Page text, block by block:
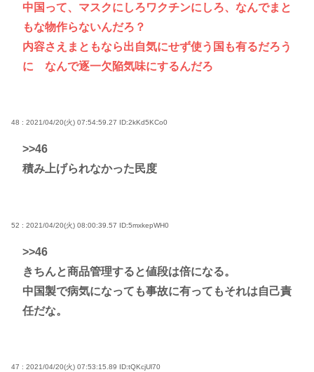
中国って、マスクにしろワクチンにしろ、なんでまと
もな物作らないんだろ？
内容さえまともなら出自気にせず使う国も有るだろう
に なんで逐一欠陥気味にするんだろ
48 : 2021/04/20(火) 07:54:59.27 ID:2kKd5KCo0
>>46
積み上げられなかった民度
52 : 2021/04/20(火) 08:00:39.57 ID:5mxkepWH0
>>46
きちんと商品管理すると値段は倍になる。
中国製で病気になっても事故に有ってもそれは自己責
任だな。
47 : 2021/04/20(火) 07:53:15.89 ID:tQKcjUl70